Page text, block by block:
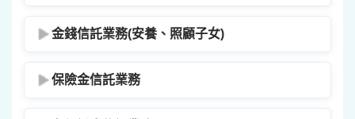
金錢信託業務(安養、照顧子女)
保險金信託業務